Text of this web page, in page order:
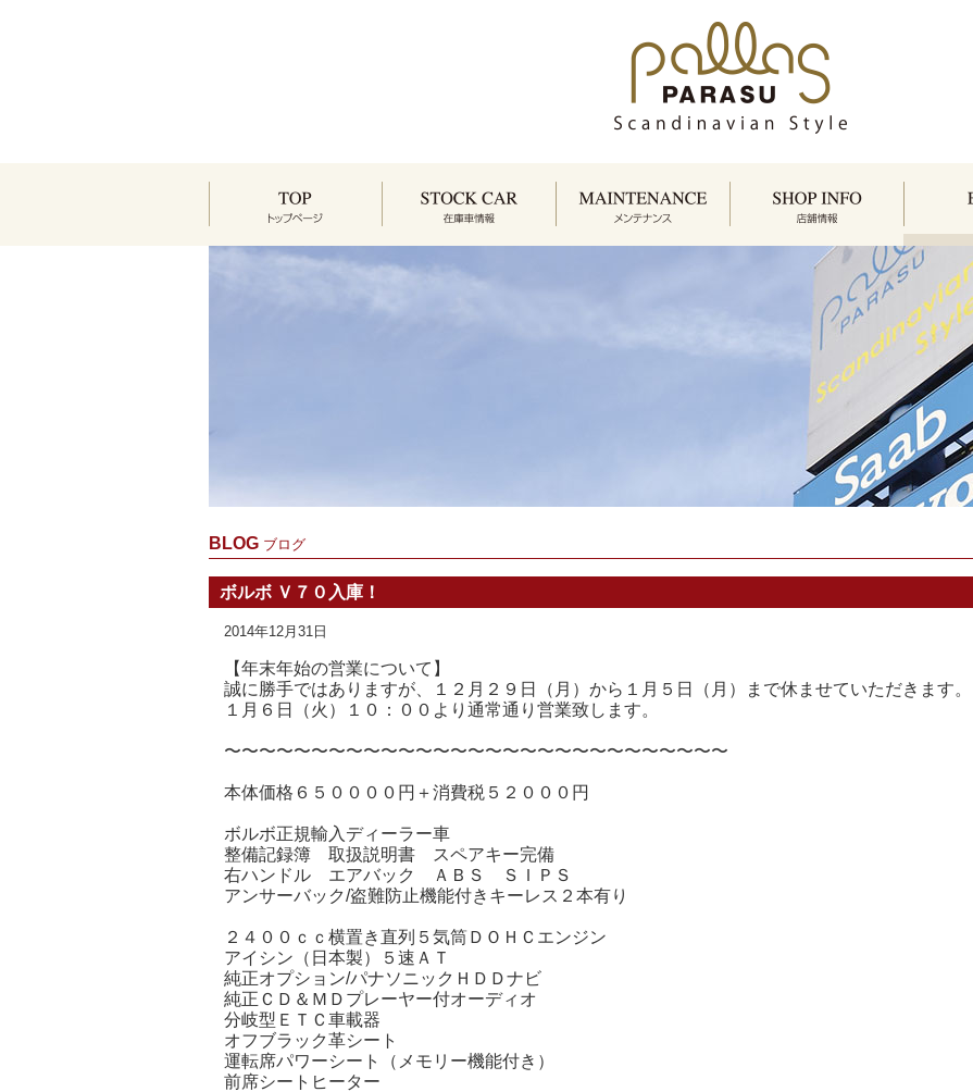
BLOG ブログ
ボルボ Ｖ７０入庫！
2014年12月31日
【年末年始の営業について】
誠に勝手ではありますが、１２月２９日（月）から１月５日（月）まで休ませていただきます。
１月６日（火）１０：００より通常通り営業致します。
〜〜〜〜〜〜〜〜〜〜〜〜〜〜〜〜〜〜〜〜〜〜〜〜〜〜〜〜〜
本体価格６５００００円＋消費税５２０００円
ボルボ正規輸入ディーラー車
整備記録簿 取扱説明書 スペアキー完備
右ハンドル エアバック ＡＢＳ ＳＩＰＳ
アンサーバック/盗難防止機能付きキーレス２本有り
２４００ｃｃ横置き直列５気筒ＤＯＨＣエンジン
アイシン（日本製）５速ＡＴ
純正オプション/パナソニックＨＤＤナビ
純正ＣＤ＆ＭＤプレーヤー付オーディオ
分岐型ＥＴＣ車載器
オフブラック革シート
運転席パワーシート（メモリー機能付き）
前席シートヒーター